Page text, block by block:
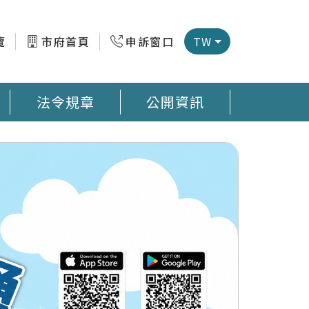
市府首頁 申訴窗口 TW
法令規章 公開資訊
測器地圖 臺南市公廁地圖 回收站地圖網預防登革熱